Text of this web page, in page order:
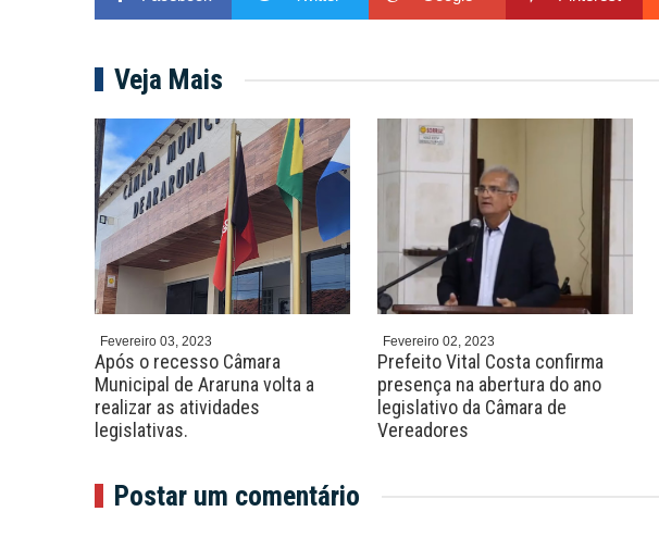
Veja Mais
Fevereiro 03, 2023
Após o recesso Câmara
Municipal de Araruna volta a
realizar as atividades
legislativas.
Fevereiro 02, 2023
Prefeito Vital Costa confirma
presença na abertura do ano
legislativo da Câmara de
Vereadores
Postar um comentário